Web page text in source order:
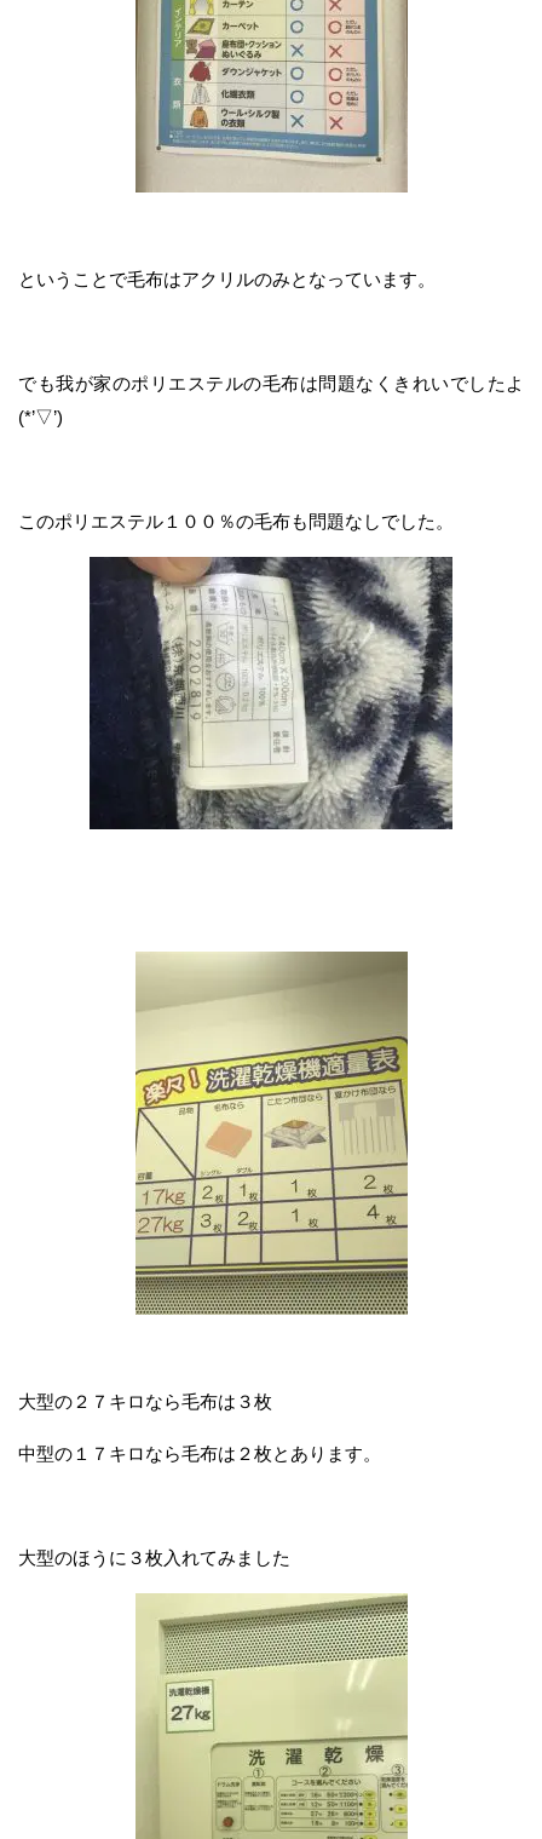
ということで毛布はアクリルのみとなっています。
でも我が家のポリエステルの毛布は問題なくきれいでしたよ
(*’▽’)
このポリエステル１００％の毛布も問題なしでした。
大型の２７キロなら毛布は３枚
中型の１７キロなら毛布は２枚とあります。
大型のほうに３枚入れてみました